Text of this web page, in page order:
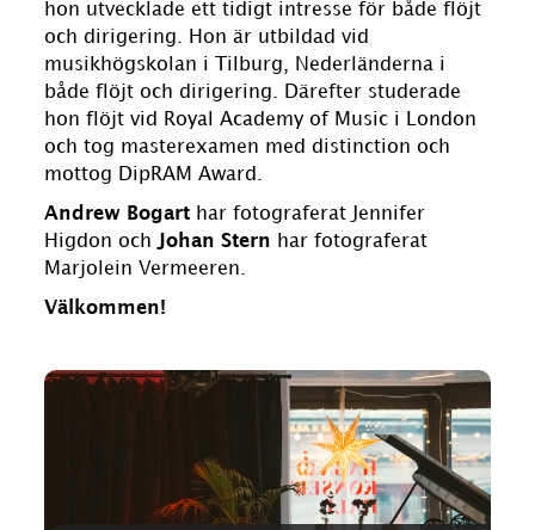
hon utvecklade ett tidigt intresse för både flöjt
och dirigering. Hon är utbildad vid
musikhögskolan i Tilburg, Nederländerna i
både flöjt och dirigering. Därefter studerade
hon flöjt vid Royal Academy of Music i London
och tog masterexamen med distinction och
mottog DipRAM Award.
Andrew Bogart har fotograferat Jennifer
Higdon och Johan Stern har fotograferat
Marjolein Vermeeren.
Välkommen!